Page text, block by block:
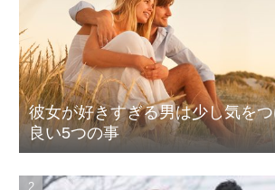
彼女が好きすぎる男は少し気を
良い5つの事